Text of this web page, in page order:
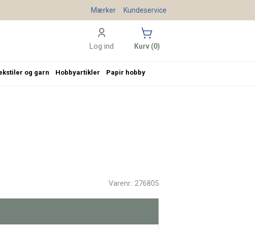
Varenr.: 276805
Kundeservice
Mærker
Log ind Kurv (0)
og garn Hobbyartikler Papir hobby